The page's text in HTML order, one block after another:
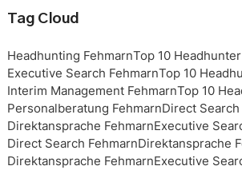
Tag Cloud
Headhunting FehmarnTop 10
Executive Search FehmarnTop 10
Interim Management FehmarnTop 10
Personalberatung FehmarnDirect Search
Direktansprache FehmarnExecutive
Direct Search FehmarnDirektansprache
Direktansprache FehmarnExecutive